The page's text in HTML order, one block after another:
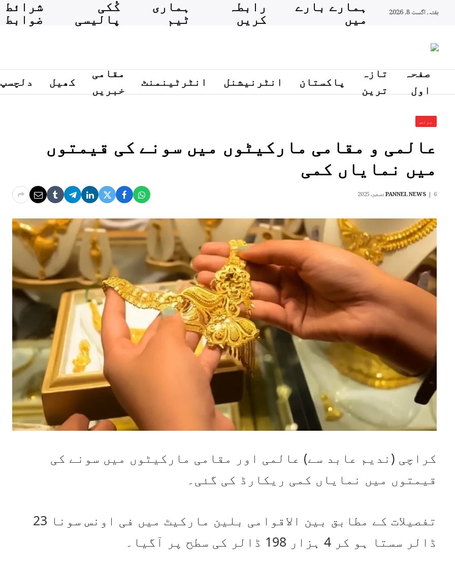
ہفتہ, اگست 8, 2026 ہمارے بارے
میں
رابطہ
کریں
ہماری
ٹیم
کُکی
پالیسی
شرائط
ضوابط
صفحہ
اول
تازہ
ترین
پاکستان انٹرنیشنل انٹرٹینمنٹ
مقامی
خبریں
کھیل دلچسپ
بزنس
عالمی و مقامی مارکیٹوں میں سونے کی قیمتوں
میں نمایاں کمی
PANNEL NEWS 6 دسمبر, 2025
کراچی (ندیم عابد سے) عالمی اور مقامی مارکیٹوں میں سونے کی
قیمتوں میں نمایاں کمی ریکارڈ کی گئی۔
تفصیلات کے مطابق بین الاقوامی بلین مارکیٹ میں فی اونس سونا 23
ڈالر سستا ہو کر 4 ہزار 198 ڈالر کی سطح پر آگیا۔